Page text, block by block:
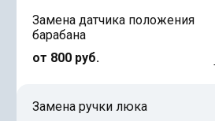
Замена датчика положения
барабана
от 800 руб.
Замена ручки люка